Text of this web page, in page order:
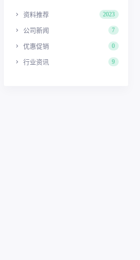
资料推荐 2023
公司新闻 7
优惠促销 0
行业资讯 9